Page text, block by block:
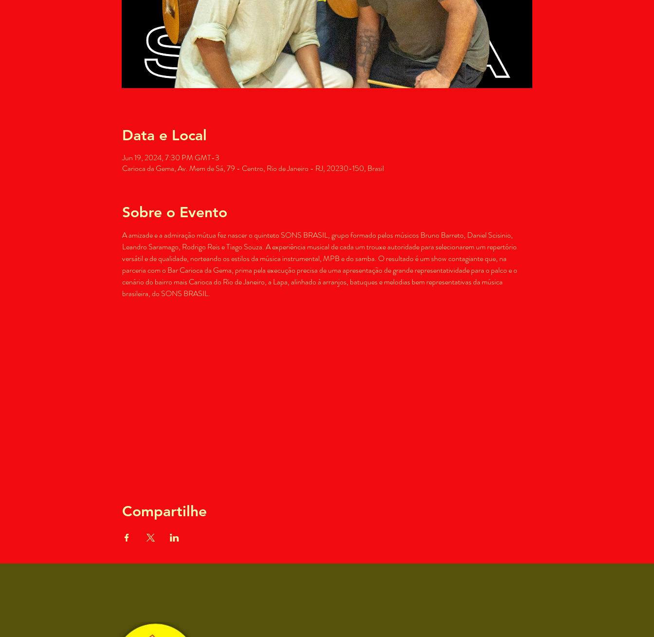
Data e Local
Jun 19, 2024, 7:30 PM GMT-3
Carioca da Gema, Av. Mem de Sá, 79 - Centro, Rio de Janeiro - RJ, 20230-150, Brasil
Sobre o Evento
A amizade e a admiração mútua fez nascer o quinteto SONS BRASIL, grupo formado pelos músicos Bruno Barreto, Daniel Scisinio,
Leandro Saramago, Rodrigo Reis e Tiago Souza. A experiência musical de cada um trouxe autoridade para selecionarem um repertório
versátil e de qualidade, norteando os estilos da música instrumental, MPB e do samba. O resultado é um show contagiante que, na
parceria com o Bar Carioca da Gema, prima pela execução precisa de uma apresentação de grande representatividade para o palco e o
cenário do bairro mais Carioca do Rio de Janeiro, a Lapa, alinhado à arranjos, batuques e melodias bem representativas da música
brasileira, do SONS BRASIL.
Compartilhe